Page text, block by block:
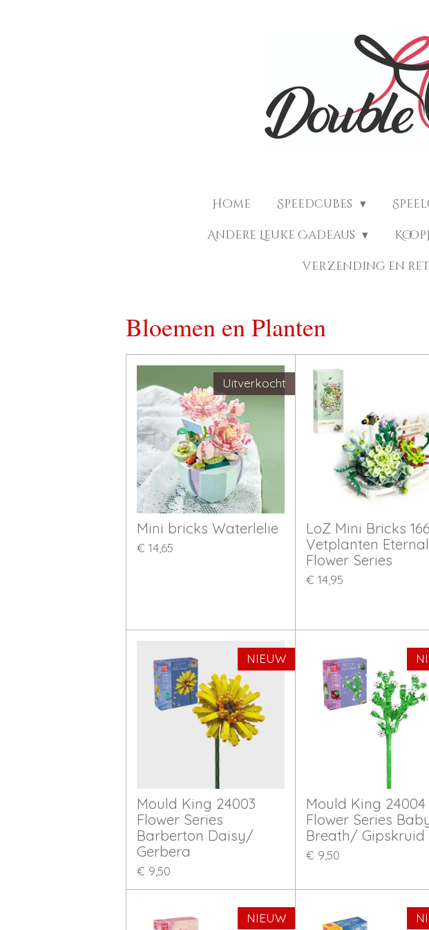
Home Speedcubes
Andere Leuke Cadeaus
verzending en
Bloemen en Planten
Uitverkocht
Mini bricks Waterlelie
€ 14,65
LoZ Mini Bricks
Vetplanten Eternal
Flower Series
€ 14,95
NIEUW
Mould King 24003
Flower Series
Barberton Daisy/
Gerbera
€ 9,50
Mould King 24004
Flower Series
Breath/ Gipskruid
€ 9,50
NIEUW